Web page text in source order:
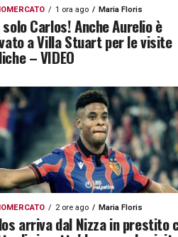
1 ora ago Maria Floris
solo Carlos! Anche Aurelio è
a Villa Stuart per le visite
– VIDEO
2 ore ago Maria Floris
arriva dal Nizza in prestito